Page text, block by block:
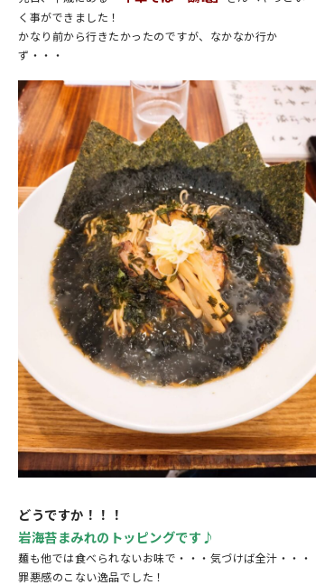
く事ができました！
かなり前から行きたかったのですが、なかなか行か
ず・・・
どうですか！！！
岩海苔まみれのトッピングです♪
麺も他では食べられないお味で・・・気づけば全汁・・・
罪悪感のこない逸品でした！